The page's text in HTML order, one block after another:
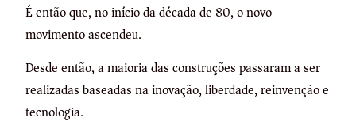
É então que, no início da década de 80, o novo
movimento ascendeu.
Desde então, a maioria das construções passaram a ser
realizadas baseadas na inovação, liberdade, reinvenção e
tecnologia.